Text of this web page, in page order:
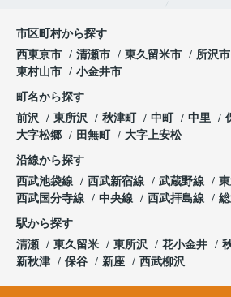
市区町村から探す
西東京市
清瀬市 東久留米市 所沢市
東村山市
小金井市
町名から探す
前沢
東所沢 秋津町 中町 中里
大字松郷
田無町 大字上安松
沿線から探す
西武池袋線
西武新宿線 武蔵野線
西武国分寺線
中央線 西武拝島線
駅から探す
清瀬
東久留米 東所沢 花小金井
新秋津
保谷 新座 西武柳沢